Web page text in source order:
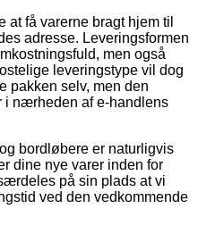
få varerne bragt hjem til
adresse. Leveringsformen
men også
leveringstype vil dog
pakken selv, men den
i nærheden af e-handlens
bordløbere er naturligvis
dine nye varer inden for
på sin plads at vi
ved den vedkommende